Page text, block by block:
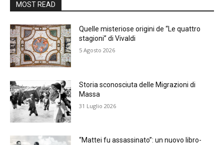
MOST READ
Quelle misteriose origini de “Le quattro
stagioni” di Vivaldi
5 Agosto 2026
Storia sconosciuta delle Migrazioni di
Massa
31 Luglio 2026
“Mattei fu assassinato”: un nuovo libro-